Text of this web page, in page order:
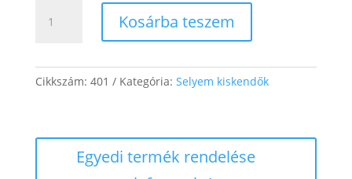
mennyiség
Kosárba teszem
Cikkszám: 401 Kategória: Selyem kiskendők
Egyedi termék rendelése